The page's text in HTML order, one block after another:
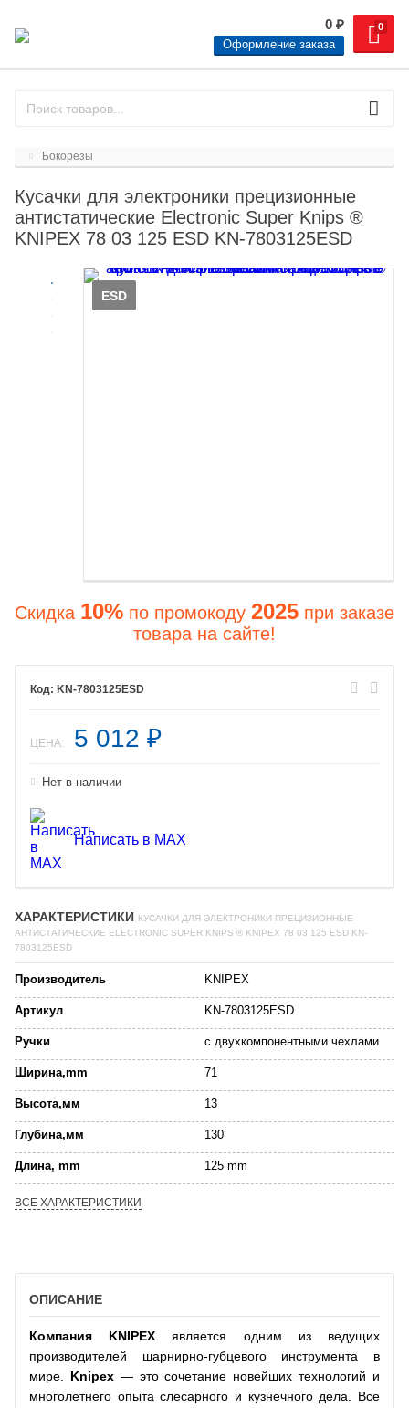
0
0 ₽
Оформление заказа
Бокорезы
Кусачки для электроники прецизионные
антистатические Electronic Super Knips ®
KNIPEX 78 03 125 ESD KN-7803125ESD
ESD
Скидка 10% по промокоду 2025 при заказе
товара на сайте!
KN-7803125ESD
ЦЕНА: 5 012 ₽
Нет в наличии
Написать в MAX
ХАРАКТЕРИСТИКИ КУСАЧКИ ДЛЯ ЭЛЕКТРОНИКИ ПРЕЦИЗИОННЫЕ
АНТИСТАТИЧЕСКИЕ ELECTRONIC SUPER KNIPS ® KNIPEX 78 03 125 ESD KN-
7803125ESD
Производитель KNIPEX
Артикул KN-7803125ESD
Ручки с двухкомпонентными чехлами
Ширина,mm 71
Высота,мм 13
Глубина,мм 130
Длина, mm 125 mm
ВСЕ ХАРАКТЕРИСТИКИ
ОПИСАНИЕ
Компания KNIPEX является одним из ведущих
производителей шарнирно-губцевого инструмента в
мире. Knipex— это сочетание новейших технологий и
многолетнего опыта слесарного и кузнечного дела. Все